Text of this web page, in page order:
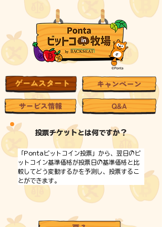
投票チケットとは何ですか？
「Pontaビットコイン投票」から、翌日のビ
ットコイン基準価格が投票日の基準価格と比
較してどう変動するかを予測し、投票するこ
とができます。